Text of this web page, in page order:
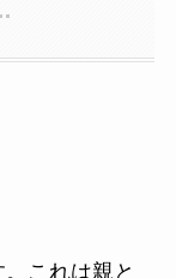
これは親と